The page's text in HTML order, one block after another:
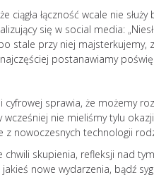
ciągła łączność wcale nie
się w social media:
stale przy niej majsterkujemy,
najczęściej postanawiamy
sprawia, że możemy
wcześniej nie mieliśmy tylu
z nowoczesnych technologii
skupienia, refleksji nad
nowe wydarzenia, bądź